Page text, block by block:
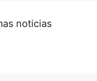
noticias